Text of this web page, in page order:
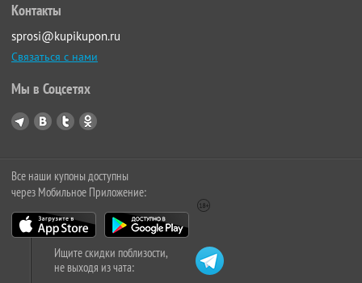
Контакты
sprosi@kupikupon.ru
Связаться с нами
Мы в Соцсетях
Все наши купоны доступны
через Мобильное Приложение:
Ищите скидки поблизости,
не выходя из чата: